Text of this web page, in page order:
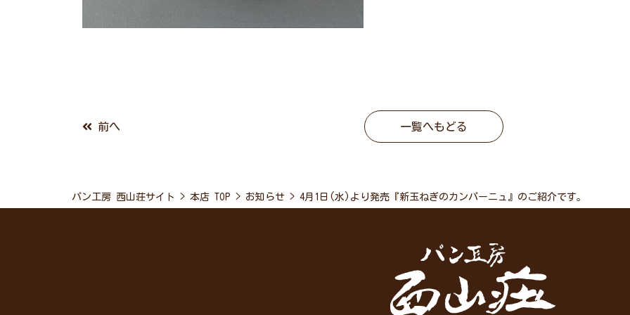
前へ 一覧へもどる
パン工房 西山荘サイト > 本店 TOP > お知らせ > 4月1日(水)より発売『新玉ねぎのカンパーニュ』のご紹介です。